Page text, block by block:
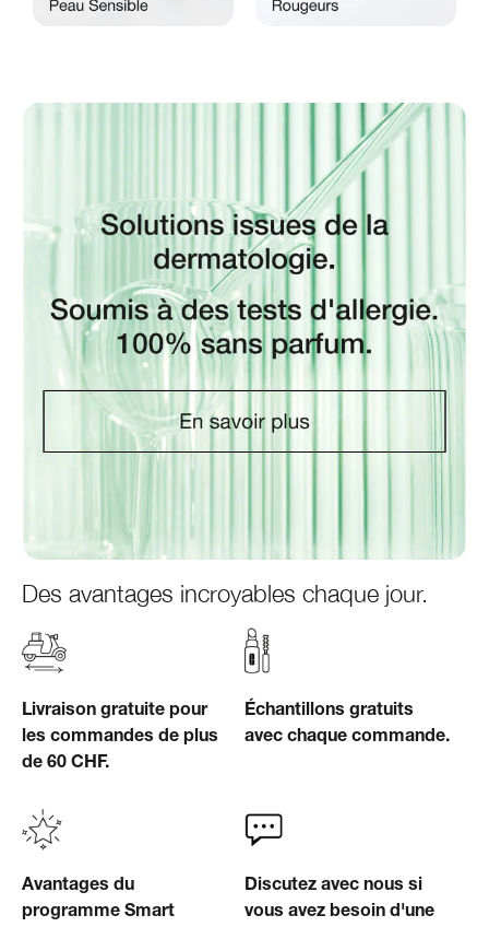
Des avantages incroyables chaque jour.
Livraison gratuite pour
les commandes de plus
de 60 CHF.
Échantillons gratuits
avec chaque commande.
Avantages du
programme Smart
Discutez avec nous si
vous avez besoin d'une